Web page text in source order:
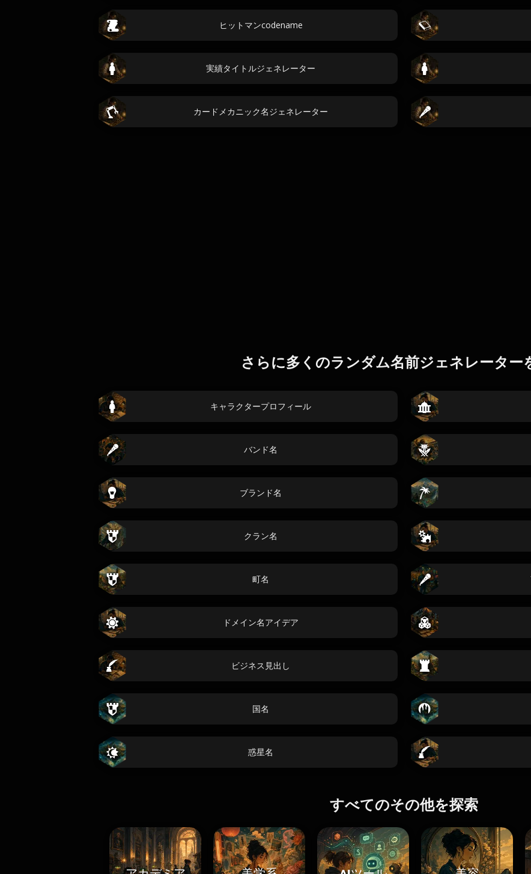
ヒットマンcodename
実績タイトルジェネレーター
カードメカニック名ジェネレーター
さらに多くのランダム名前ジェネレーター
キャラクタープロフィール
バンド名
ブランド名
クラン名
町名
ドメイン名アイデア
ビジネス見出し
国名
惑星名
すべてのその他を探索